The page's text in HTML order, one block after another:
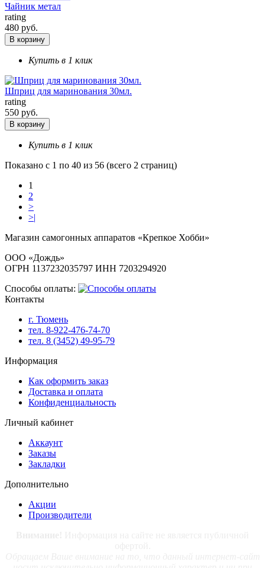
Чайник метал
rating
480 руб.
В корзину
Купить в 1 клик
Шприц для маринования 30мл.
rating
550 руб.
В корзину
Купить в 1 клик
Показано с 1 по 40 из 56 (всего 2 страниц)
1
2
>
>|
Магазин самогонных аппаратов «Крепкое Хобби»
ООО «Дождь»
ОГРН 1137232035797 ИНН 7203294920
Способы оплаты:
Контакты
г. Тюмень
тел. 8-922-476-74-70
тел. 8 (3452) 49-95-79
Информация
Как оформить заказ
Доставка и оплата
Конфиденциальность
Личный кабинет
Аккаунт
Заказы
Закладки
Дополнительно
Акции
Производители